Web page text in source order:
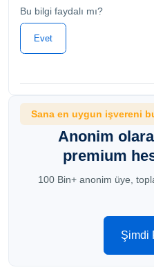
Bu bilgi faydalı mı?
Evet
Sana en uygun işvereni
Anonim
premium
100 Bin+ anonim üye,
Şimdi